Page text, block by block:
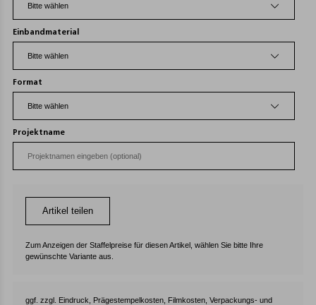
Einbandmaterial
Format
Projektname
Artikel teilen
Zum Anzeigen der Staffelpreise für diesen Artikel, wählen Sie bitte Ihre
gewünschte Variante aus.
ggf. zzgl. Eindruck, Prägestempelkosten, Filmkosten, Verpackungs- und